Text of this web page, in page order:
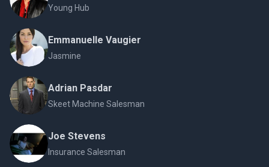
Young Hub
Emmanuelle Vaugier
Jasmine
Adrian Pasdar
Skeet Machine Salesman
Joe Stevens
Insurance Salesman